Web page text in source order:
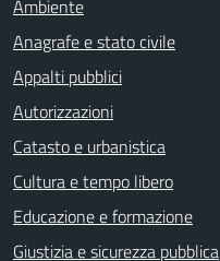
Ambiente
Anagrafe e stato civile
Appalti pubblici
Autorizzazioni
Catasto e urbanistica
Cultura e tempo libero
Educazione e formazione
Giustizia e sicurezza pubblica